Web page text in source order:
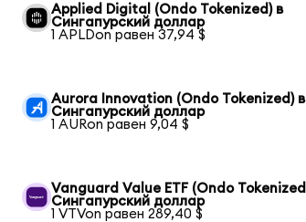
Applied Digital (Ondo Tokenized) в
Сингапурский доллар
1 APLDon равен 37,94 $
Aurora Innovation (Ondo Tokenized) в
Сингапурский доллар
1 AURon равен 9,04 $
Vanguard Value ETF (Ondo
Сингапурский доллар
1 VTVon равен 289,40 $